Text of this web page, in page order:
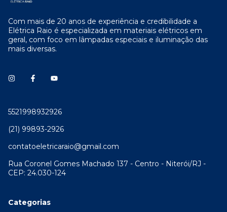
Com mais de 20 anos de experiência e credibilidade a
Elétrica Raio é especializada em materiais elétricos em
geral, com foco em lâmpadas especiais e iluminação das
mais diversas.
5521998932926
(21) 99893-2926
contatoeletricaraio@gmail.com
Rua Coronel Gomes Machado 137 - Centro - Niterói/RJ -
CEP: 24.030-124
Categorias